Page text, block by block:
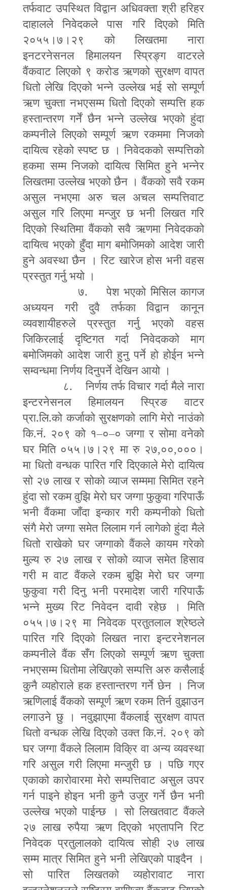
तर्फवाट उपस्थित विद्वान अधिवक्ता श्री हरिहर
दाहालले निवेदकले पास गरि दिएको मिति
२०५५।७।२९ को लिखतमा नारा
इनटरनेसनल हिमालयन स्प्रिङ्ग वाटरले
वैंकवाट लिएको ९ करोड ऋणको सुरक्षण वापत
धितो लेखि दिएको भन्ने उल्लेख भई सो सम्पूर्ण
ऋण चुक्ता नभएसम्म धितो दिएको सम्पत्ति हक
हस्तान्तरण गर्नें छैन भन्ने उल्लेख भएको हुंदा
कम्पनीले लिएको सम्पूर्ण ऋण रकममा निजको
दायित्व रहेको स्पष्ट छ । निवेदकको सम्पत्तिको
हकमा सम्म निजको दायित्व सिमित हुने भन्नेर
लिखतमा उल्लेख भएको छैन । वैंकको सवै रकम
असुल नभएमा अरु चल अचल सम्पत्तिवाट
असुल गरि लिएमा मन्जुर छ भनी लिखत गरि
दिएको स्थितिमा वैंकको सवै ऋणमा निवेदकको
दायित्व भएको हुँदा माग बमोजिमको आदेश जारी
हुने अवस्था छैन । रिट खारेज होस भनी वहस
प्रस्तुत गर्नु भयो ।
७. पेश भएको मिसिल कागज
अध्ययन गरी दुवै तर्फका विद्वान कानून
व्यवशायीहरुले प्रस्तुत गर्नु भएको वहस
जिकिरलाई दृष्टिगत गर्दा निवेदकको माग
बमोजिमको आदेश जारी हुनु पर्ने हो होईन भन्ने
सम्वन्धमा निर्णय दिनुपर्ने देखिन आयो ।
८. निर्णय तर्फ विचार गर्दा मैले नारा
इन्टरनेसनल हिमालयन स्प्रिङ वाटर
प्रा.लि.को कर्जाको सुरक्षणको लागि मेरो नाउंको
कि.नं. २०९ को १–०–० जग्गा र सोमा वनेको
घर मिति ०५५।७।२९ मा रु २७,००,०००।
मा धितो वन्धक पारित गरि दिएकाले मेरो दायित्व
सो २७ लाख र सोको व्याज सम्ममा सिमित रहने
हुंदा सो रकम वुझि मेरो घर जग्गा फुकुवा गरिपाऊँ
भनी वैंकमा जाँदा इन्कार गरी कम्पनीको धितो
संगै मेरो जग्गा समेत लिलाम गर्न लागेको हुंदा मैले
धितो राखेको घर जग्गाको वैंकले कायम गरेको
मुल्य रु २७ लाख र सोको व्याज समेत हिसाव
गरी म वाट वैंकले रकम बुझि मेरो घर जग्गा
फुकुवा गरी दिनु भनी परमादेश जारी गरिपाऊँ
भन्ने मुख्य रिट निवेदन दावी रहेछ । मिति
०५५।७।२९ मा निवेदक प्रतुतलाल श्रेष्ठले
पारित गरि दिएको लिखत नारा इन्टरनेशनल
कम्पनीले वैंक सँग लिएको सम्पूर्ण ऋण चुक्ता
नभएसम्म धितोमा लेखिएको सम्पत्ति अरु कसैलाई
कुनै व्यहोराले हक हस्तान्तरण गर्ने छेन । निज
ऋणिलाई वैंकको सम्पूर्ण ऋण रकम तिर्न वुझाउन
लगाउने छु । नवुझाएमा वैंकलाई सुरक्षण वापत
धितो वन्धक लेखि दिएको उक्त कि.नं. २०९ को
घर जग्गा वैंकले लिलाम विक्रि वा अन्य व्यवस्था
गरि असुल गरी लिएमा मन्जुरी छ । पछि गएर
एकाको कारोवारमा मेरो सम्पत्तिवाट असुल उपर
गर्न पाइने होइन भनी कुनै उजुर गर्ने छैन भनी
उल्लेख भएको पाईन्छ । सो लिखतवाट वैंकले
२७ लाख रुपैया ऋण दिएको भएतापनि रिट
निवेदक प्रतुलालको दायित्व सोही २७ लाख
सम्म मात्र सिमित हुने भनी लेखिएको पाइदैन ।
सो पारित लिखतको व्यहोरावाट नारा